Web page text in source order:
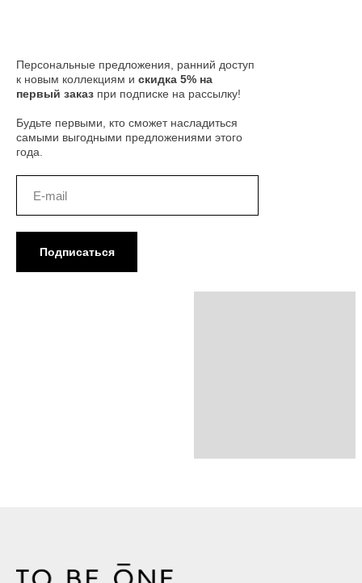
Подписаться
Персональные предложения, ранний доступ
к новым коллекциям и скидка 5% на
первый заказ при подписке на рассылку!
Будьте первыми, кто сможет насладиться
самыми выгодными предложениями этого
года.